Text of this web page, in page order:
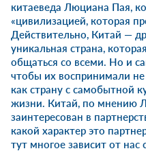
китаеведа Люциана Пая,
«цивилизацией, которая
Действительно, Китай —
уникальная страна,
общаться со всеми. Но и
чтобы их воспринимали
как страну с самобытной
жизни. Китай, по мнению
заинтересован в
какой характер это
тут многое зависит от нас